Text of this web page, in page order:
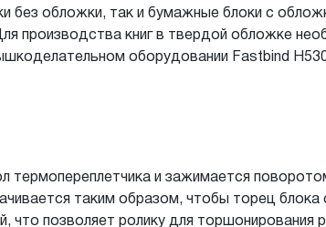
без обложки, так и бумажные блоки с
производства книг в твердой обложке
оборудовании Fastbind
термопереплетчика и зажимается
таким образом, чтобы торец блока
что позволяет ролику для